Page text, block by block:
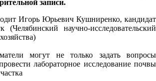
записи.
Игорь Юрьевич Кушниренко, кандидат
(Челябинский научно-исследовательский
могут не только задать вопросы
лабораторное исследование почвы